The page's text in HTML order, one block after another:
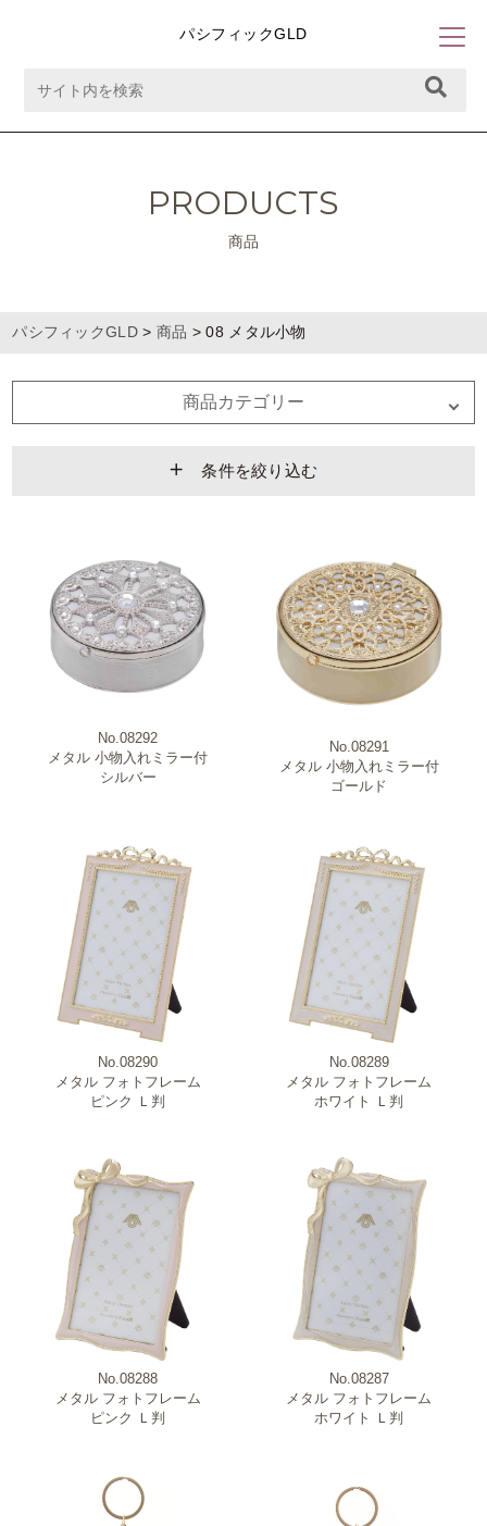
パシフィックGLD
PRODUCTS
商品
パシフィックGLD> 商品 >08 メタル小物
商品カテゴリー
条件を絞り込む
ブランド
新商品・売れ筋商品・特価商品
No.08292
メタル 小物入れミラー付
シルバー
No.08291
メタル 小物入れミラー付
ゴールド
No.08290
メタル フォトフレーム
ピンク Ｌ判
No.08289
メタル フォトフレーム
ホワイト Ｌ判
No.08288
メタル フォトフレーム
ピンク Ｌ判
No.08287
メタル フォトフレーム
ホワイト Ｌ判